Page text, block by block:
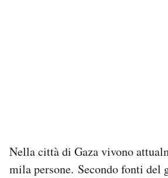
Nella città di Gaza vivono
mila persone. Secondo fonti del